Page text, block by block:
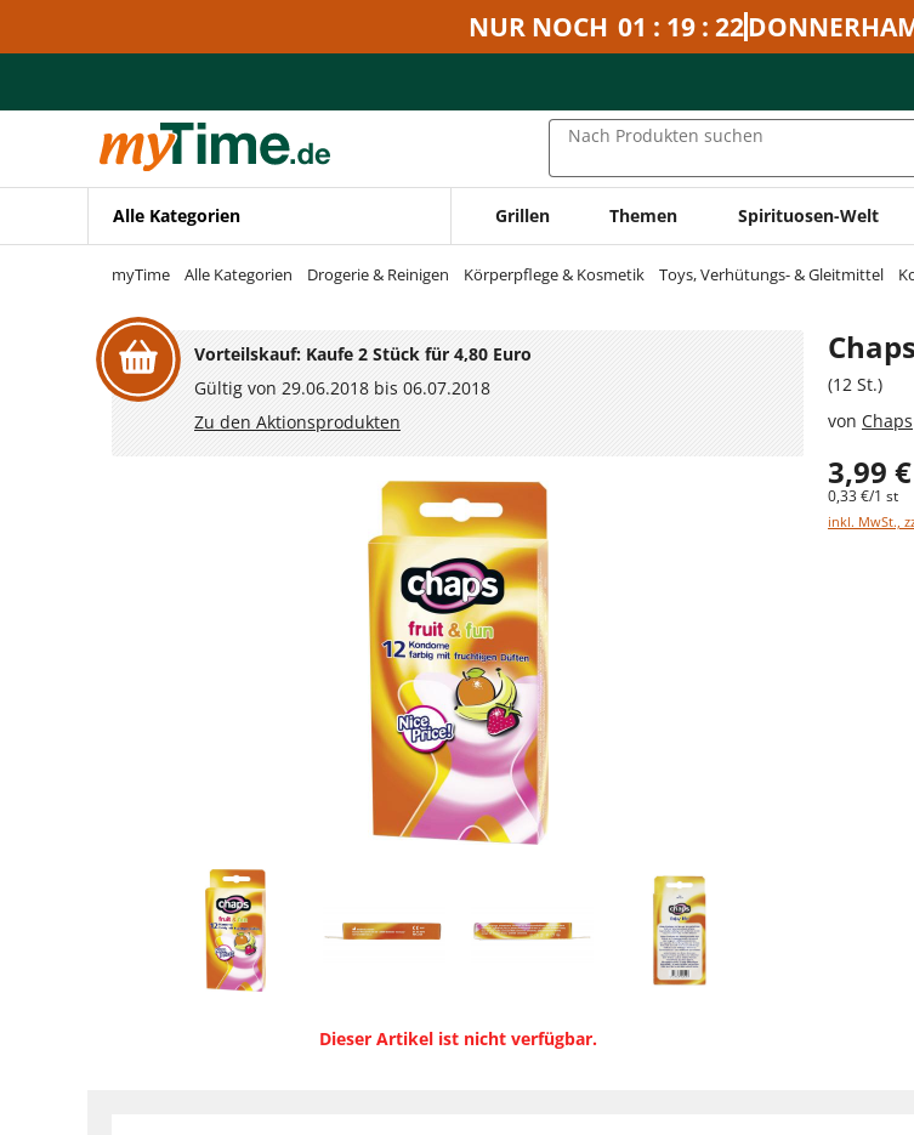
Zur Navigation springen
NUR NOCH 01 : 19 : 22
Nach Produkten suchen
Alle Kategorien Grillen Themen Spirituosen-Welt
myTime Alle Kategorien Drogerie & Reinigen Körperpflege & Kosmetik Toys, Verhütungs- & Gleitmittel
Vorteilskauf: Kaufe 2 Stück für 4,80 Euro
Gültig von 29.06.2018 bis 06.07.2018
Zu den Aktionsprodukten
Dieser Artikel ist nicht verfügbar.
(12 St.)
von Chaps
3,99 €
0,33 €/1 st
inkl. MwSt.,